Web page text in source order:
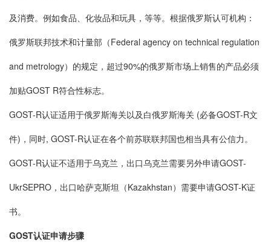
及消费。例如食品、化妆品和玩具，等等。根据俄罗斯认可机构：
俄罗斯联邦技术和计量部（Federal agency on technical regulation
and metrology）的规定，超过90%的俄罗斯市场上销售的产品必须
加贴GOST R符合性标志。
GOST-R认证适用于俄罗斯海关以及白俄罗斯海关 (必备GOST-R文
件)，同时, GOST-R认证在各个前苏联联邦国也相当具有公信力。
GOST-R认证不适用于乌克兰，出口乌克兰需要另外申请GOST-
UkrSEPRO，出口哈萨克斯坦（Kazakhstan）需要申请GOST-K证
书。
GOST认证申请步骤